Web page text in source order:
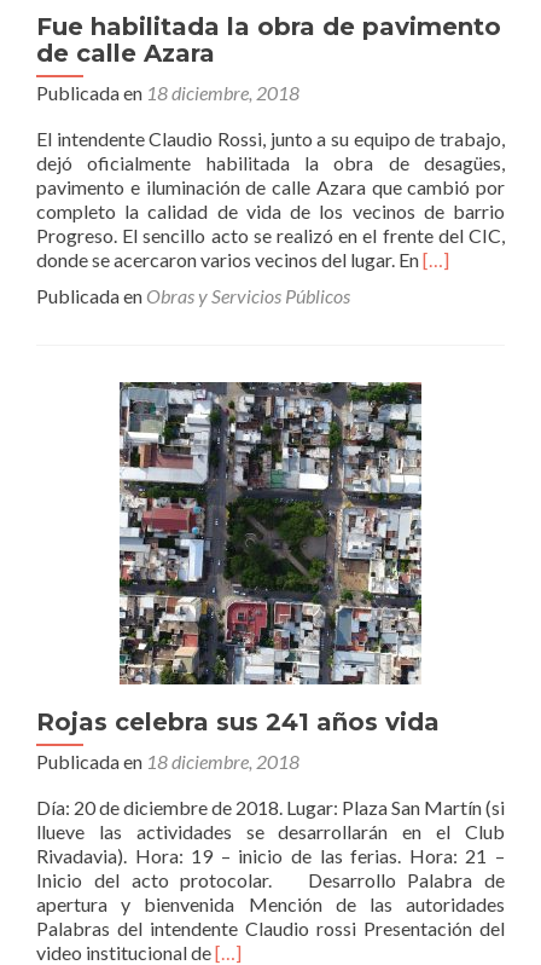
Fue habilitada la obra de pavimento
de calle Azara
Publicada en 18 diciembre, 2018
El intendente Claudio Rossi, junto a su equipo de trabajo,
dejó oficialmente habilitada la obra de desagües,
pavimento e iluminación de calle Azara que cambió por
completo la calidad de vida de los vecinos de barrio
Progreso. El sencillo acto se realizó en el frente del CIC,
donde se acercaron varios vecinos del lugar. EnLeer
[…]
Publicada en Obras y Servicios Públicos
Rojas celebra sus 241 años vida
Publicada en 18 diciembre, 2018
Día: 20 de diciembre de 2018. Lugar: Plaza San Martín (si
llueve las actividades se desarrollarán en el Club
Rivadavia). Hora: 19 – inicio de las ferias. Hora: 21 –
Inicio del acto protocolar. Desarrollo Palabra de
apertura y bienvenida Mención de las autoridades
Palabras del intendente Claudio rossi Presentación del
video institucional deLeer
[…]